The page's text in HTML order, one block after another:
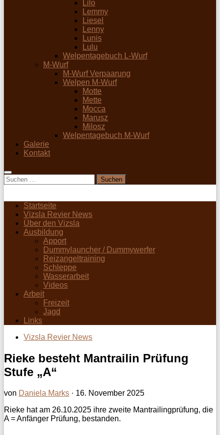
Lilo
Lemmy
Liesel
Lenny
Lunis
Lulu
Welpentagebuch L-Wurf
M-Wurf
M-Wurf Verpaarung
Welpen M-Wurf
Motte
Mette
Mocca
Marusz
Milosz
Welpentagebuch M-Wurf
Galerie
Kontakt
Suchen
nach:
Startseite
Vizsla Revier News
Über den Vizsla
Ausbildung
Apport
Dummylauncher / Dummywerfer
Reizangeltraining
Schleppe
Wasserarbeit
Videos
Arbeit
Freizeit
Jagd
Links
Vizsla Revier News
Rieke besteht Mantrailin Prüfung
Stufe „A“
von Daniela Marks · 16. November 2025
Rieke hat am 26.10.2025 ihre zweite Mantrailingprüfung, die
A = Anfänger Prüfung, bestanden.